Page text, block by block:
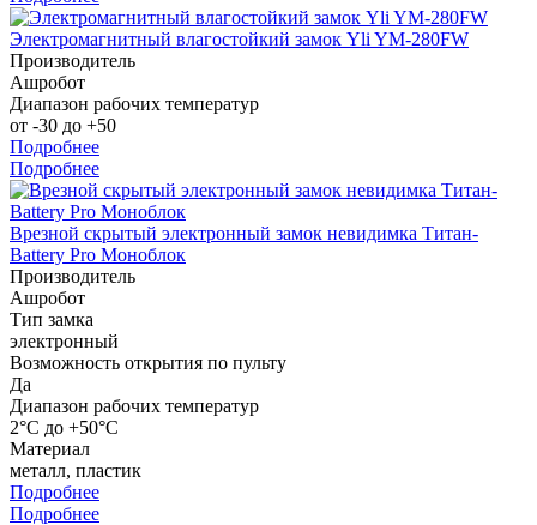
Электромагнитный влагостойкий замок Yli YM-280FW
Производитель
Ашробот
Диапазон рабочих температур
от -30 до +50
Подробнее
Подробнее
Врезной скрытый электронный замок невидимка Титан-
Battery Pro Моноблок
Производитель
Ашробот
Тип замка
электронный
Возможность открытия по пульту
Да
Диапазон рабочих температур
2°С до +50°С
Материал
металл, пластик
Подробнее
Подробнее